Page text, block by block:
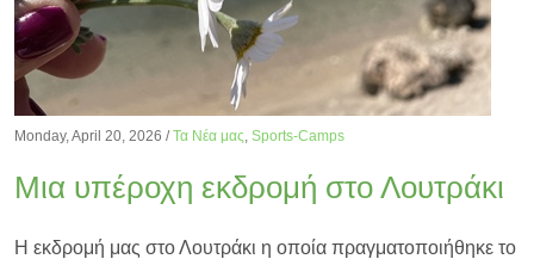
Monday, April 20, 2026 /Τα Νέα μας, Sports-Camps
Μια υπέροχη εκδρομή στο Λουτράκι
Η εκδρομή μας στο Λουτράκι η οποία πραγματοποιήθηκε το